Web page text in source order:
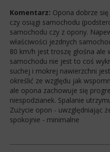
Komentarz: Opona dobrze
czy osiągi samochodu
samochodu czy z opony.
właściwości jezdnych
80 km/h jest troszę głośna ale
samochodu nie jest to coś
suchej i mokrej nawierzchni
określić ze względu jak
ale opona zachowuje się
niespodzianek. Spalanie
Zużycie opon - uwzględniając
spokojnie - minimalne